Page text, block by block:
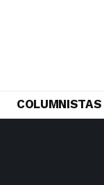
COLUMNISTAS